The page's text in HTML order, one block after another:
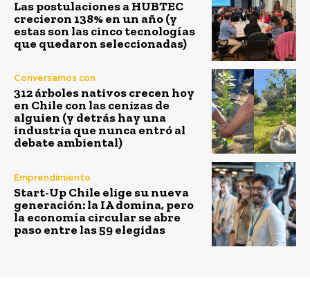
Las postulaciones a HUBTEC
crecieron 138% en un año (y
estas son las cinco tecnologías
que quedaron seleccionadas)
Conversamos con
312 árboles nativos crecen hoy
en Chile con las cenizas de
alguien (y detrás hay una
industria que nunca entró al
debate ambiental)
Emprendimiento
Start-Up Chile elige su nueva
generación: la IA domina, pero
la economía circular se abre
paso entre las 59 elegidas